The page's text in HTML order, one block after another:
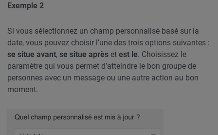
Exemple 2
Si vous sélectionnez un champ personnalisé basé sur la
date, vous pouvez choisir l’une des trois options suivantes :
se situe avant, se situe après et est le. Choisissez le
paramètre qui vous permet d’atteindre le bon groupe de
personnes avec un message ou une autre action au bon
moment.